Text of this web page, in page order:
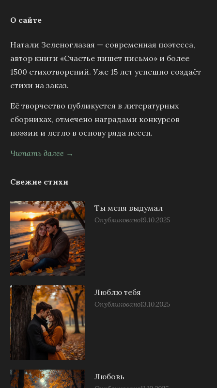
О сайте
Натали Зеленоглазая — современная поэтесса,
автор книги «Счастье пишет письмо» и более
1500 стихотворений. Уже 15 лет успешно создаёт
стихи на заказ.
Её творчество публикуется в литературных
сборниках, отмечено наградами конкурсов
поэзии и легло в основу ряда песен.
Читать далее →
Свежие стихи
Ты меня выдумал
Опубликовано19.10.2025
Люблю тебя
Опубликовано13.10.2025
Любовь